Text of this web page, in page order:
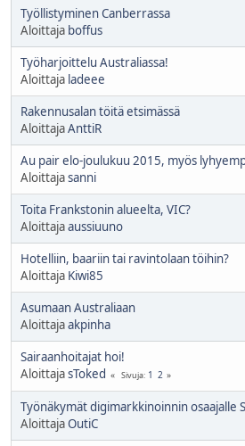
Työllistyminen Canberrassa
Aloittaja boffus
Työharjoittelu Australiassa!
Aloittaja ladeee
Rakennusalan töitä etsimässä
AloittajaAnttiR
Au pair elo-joulukuu 2015, myös
Aloittajasanni
Toita Frankstonin alueelta, VIC?
Aloittajaaussiuuno
Hotelliin, baariin tai ravintolaan töihin?
Aloittaja Kiwi85
Asumaan Australiaan
Aloittajaakpinha
Sairaanhoitajat hoi!
AloittajasToked Sivuja 1 2
Työnäkymät digimarkkinoinnin osaajalle
AloittajaOutiC